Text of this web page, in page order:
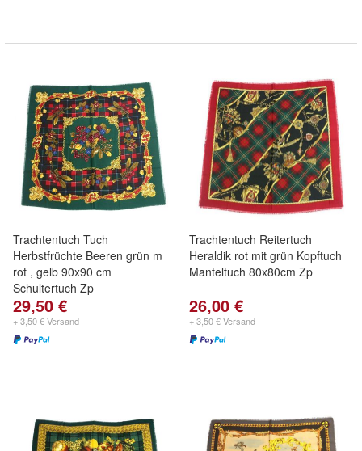
Trachtentuch Tuch
Herbstfrüchte Beeren grün m
rot , gelb 90x90 cm
Schultertuch Zp
29,50 €
+ 3,50 € Versand
Trachtentuch Reitertuch
Heraldik rot mit grün Kopftuch
Manteltuch 80x80cm Zp
26,00 €
+ 3,50 € Versand